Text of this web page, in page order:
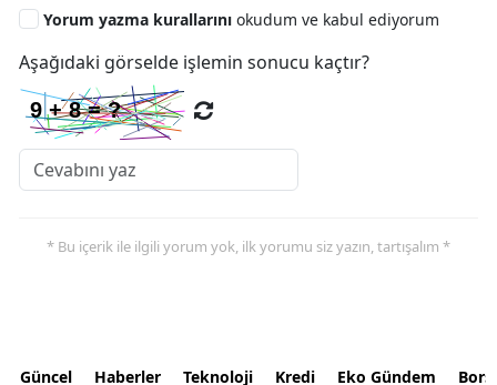
Yorum yazma kurallarını okudum ve kabul ediyorum
Aşağıdaki görselde işlemin sonucu kaçtır?
* Bu içerik ile ilgili yorum yok, ilk yorumu siz yazın, tartışalım *
Güncel Haberler Teknoloji Kredi Eko Gündem